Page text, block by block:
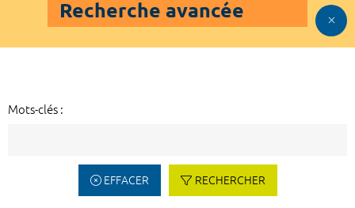
Recherche avancée
Mots-clés :
EFFACER RECHERCHER